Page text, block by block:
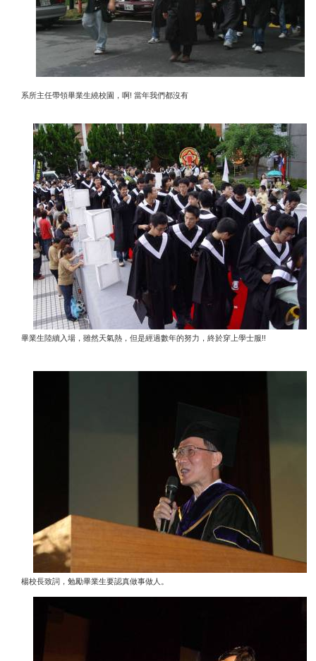
系所主任帶領畢業生繞校園，啊 ! 當年我們都沒有
畢業生陸續入場，雖然天氣熱，但是經過數年的努力，終於穿上學士服!!
楊校長致詞，勉勵畢業生要認真做事做人。